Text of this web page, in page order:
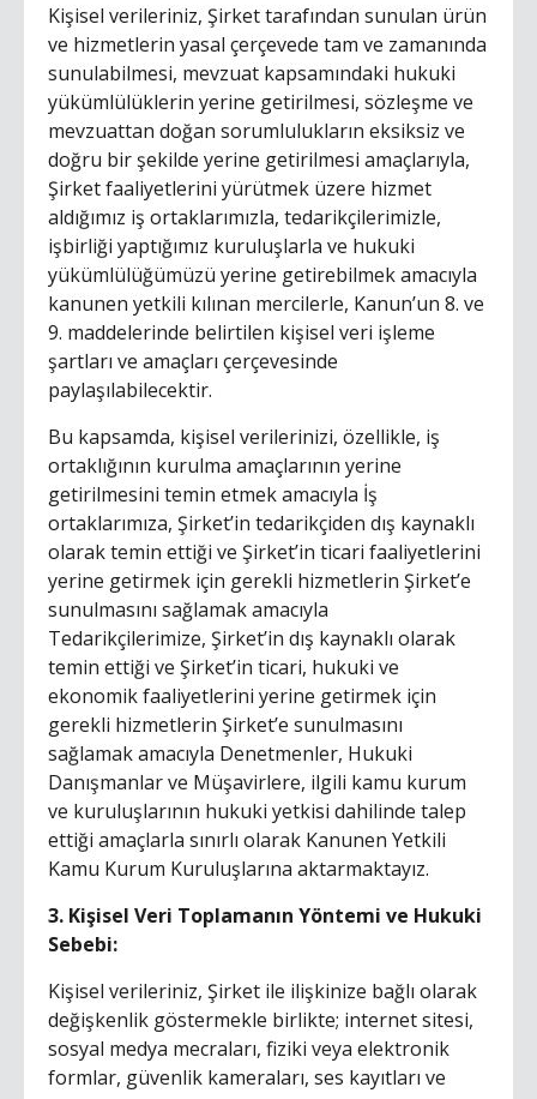
Kişisel verileriniz, Şirket tarafından sunulan ürün
ve hizmetlerin yasal çerçevede tam ve zamanında
sunulabilmesi, mevzuat kapsamındaki hukuki
yükümlülüklerin yerine getirilmesi, sözleşme ve
mevzuattan doğan sorumlulukların eksiksiz ve
doğru bir şekilde yerine getirilmesi amaçlarıyla,
Şirket faaliyetlerini yürütmek üzere hizmet
aldığımız iş ortaklarımızla, tedarikçilerimizle,
işbirliği yaptığımız kuruluşlarla ve hukuki
yükümlülüğümüzü yerine getirebilmek amacıyla
kanunen yetkili kılınan mercilerle, Kanun’un 8. ve
9. maddelerinde belirtilen kişisel veri işleme
şartları ve amaçları çerçevesinde
paylaşılabilecektir.
Bu kapsamda, kişisel verilerinizi, özellikle, iş
ortaklığının kurulma amaçlarının yerine
getirilmesini temin etmek amacıyla İş
ortaklarımıza, Şirket’in tedarikçiden dış kaynaklı
olarak temin ettiği ve Şirket’in ticari faaliyetlerini
yerine getirmek için gerekli hizmetlerin Şirket’e
sunulmasını sağlamak amacıyla
Tedarikçilerimize, Şirket’in dış kaynaklı olarak
temin ettiği ve Şirket’in ticari, hukuki ve
ekonomik faaliyetlerini yerine getirmek için
gerekli hizmetlerin Şirket’e sunulmasını
sağlamak amacıyla Denetmenler, Hukuki
Danışmanlar ve Müşavirlere, ilgili kamu kurum
ve kuruluşlarının hukuki yetkisi dahilinde talep
ettiği amaçlarla sınırlı olarak Kanunen Yetkili
Kamu Kurum Kuruluşlarına aktarmaktayız.
3. Kişisel Veri Toplamanın Yöntemi ve Hukuki
Sebebi:
Kişisel verileriniz, Şirket ile ilişkinize bağlı olarak
değişkenlik göstermekle birlikte; internet sitesi,
sosyal medya mecraları, fiziki veya elektronik
formlar, güvenlik kameraları, ses kayıtları ve